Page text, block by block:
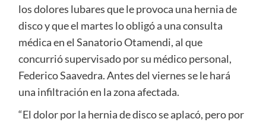
los dolores lubares que le provoca una hernia de
disco y que el martes lo obligó a una consulta
médica en el Sanatorio Otamendi, al que
concurrió supervisado por su médico personal,
Federico Saavedra. Antes del viernes se le hará
una infiltración en la zona afectada.
“El dolor por la hernia de disco se aplacó, pero por